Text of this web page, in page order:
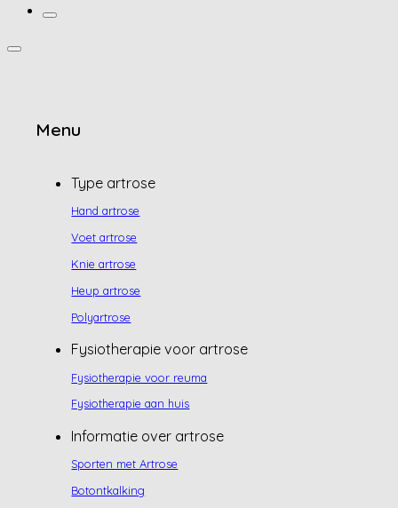
Menu
Type artrose
Hand artrose
Voet artrose
Knie artrose
Heup artrose
Polyartrose
Fysiotherapie voor artrose
Fysiotherapie voor reuma
Fysiotherapie aan huis
Informatie over artrose
Sporten met Artrose
Botontkalking